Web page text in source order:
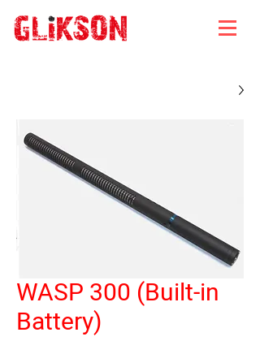
WASP 300 (Built-in
Battery)